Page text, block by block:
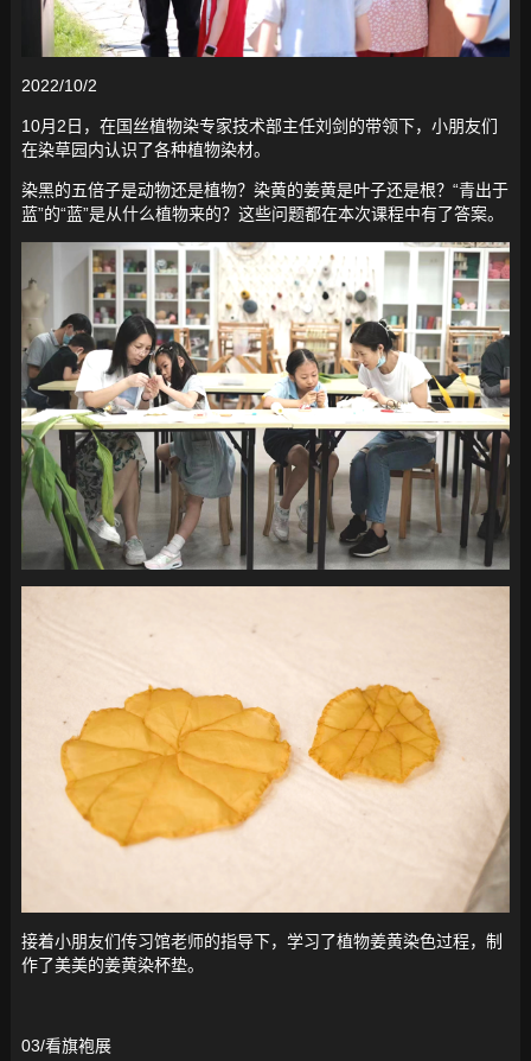
2022/10/2
10月2日，在国丝植物染专家技术部主任刘剑的带领下，小朋友们
在染草园内认识了各种植物染材。
染黑的五倍子是动物还是植物？染黄的姜黄是叶子还是根？“青出于
蓝”的“蓝”是从什么植物来的？这些问题都在本次课程中有了答案。
接着小朋友们传习馆老师的指导下，学习了植物姜黄染色过程，制
作了美美的姜黄染杯垫。
03/看旗袍展